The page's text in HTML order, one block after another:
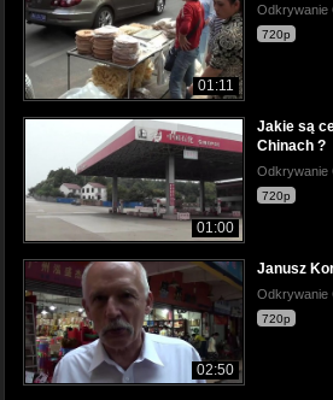
01:11
Odkrywanie
720p
01:00
Jakie są
Chinach ?
Odkrywanie
720p
02:50
Janusz
Odkrywanie
720p